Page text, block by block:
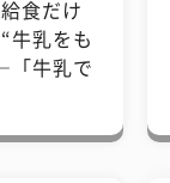
食だけ
牛乳をも
「牛乳で